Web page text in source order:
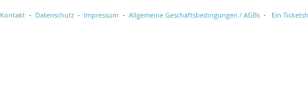
Kontakt Datenschutz Impressum Allgemeine Geschäftsbedingungen / AGBs Ein